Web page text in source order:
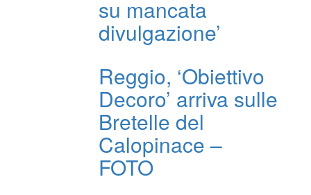
su mancata
divulgazione’
Reggio, ‘Obiettivo
Decoro’ arriva sulle
Bretelle del
Calopinace –
FOTO